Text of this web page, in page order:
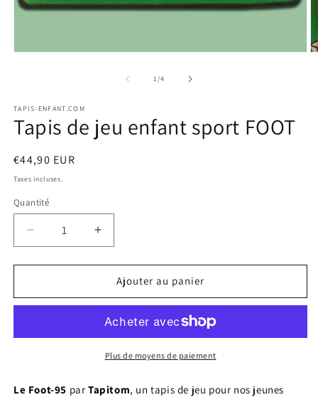
une
fenêtre
modale
1/de
4
TAPIS-ENFANT.COM
Tapis de jeu enfant sport FOOT
Prix
habituel
€44,90 EUR
Taxes incluses.
Quantité
Quantité
Réduire
la
quantité
Tapis
enfant
Augmenter
la
quantité
Tapis
jeu
enfant
sport
Ajouter au panier
Plus de moyens de paiement
Le Foot-95 par Tapitom, un tapis de jeu pour nos jeunes